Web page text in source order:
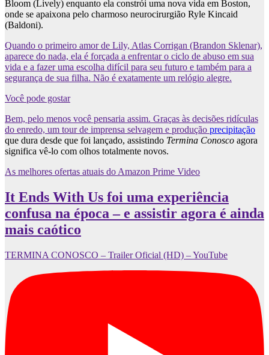
Bloom (Lively) enquanto ela constrói uma nova vida em Boston,
onde se apaixona pelo charmoso neurocirurgião Ryle Kincaid
(Baldoni).
Quando o primeiro amor de Lily, Atlas Corrigan (Brandon Sklenar),
aparece do nada, ela é forçada a enfrentar o ciclo de abuso em sua
vida e a fazer uma escolha difícil para seu futuro e também para a
segurança de sua filha. Não é exatamente um relógio alegre.
Você pode gostar
Bem, pelo menos você pensaria assim. Graças às decisões ridículas
do enredo, um tour de imprensa selvagem e produção precipitação
que dura desde que foi lançado, assistindo Termina Conosco agora
significa vê-lo com olhos totalmente novos.
As melhores ofertas atuais do Amazon Prime Video
It Ends With Us foi uma experiência
confusa na época – e assistir agora é ainda
mais caótico
TERMINA CONOSCO – Trailer Oficial (HD) – YouTube